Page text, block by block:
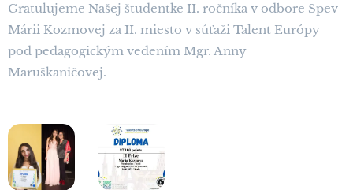
Gratulujeme Našej študentke II. ročníka v odbore Spev
Márii Kozmovej za II. miesto v súťaži Talent Európy
pod pedagogickým vedením Mgr. Anny
Maruškaničovej.